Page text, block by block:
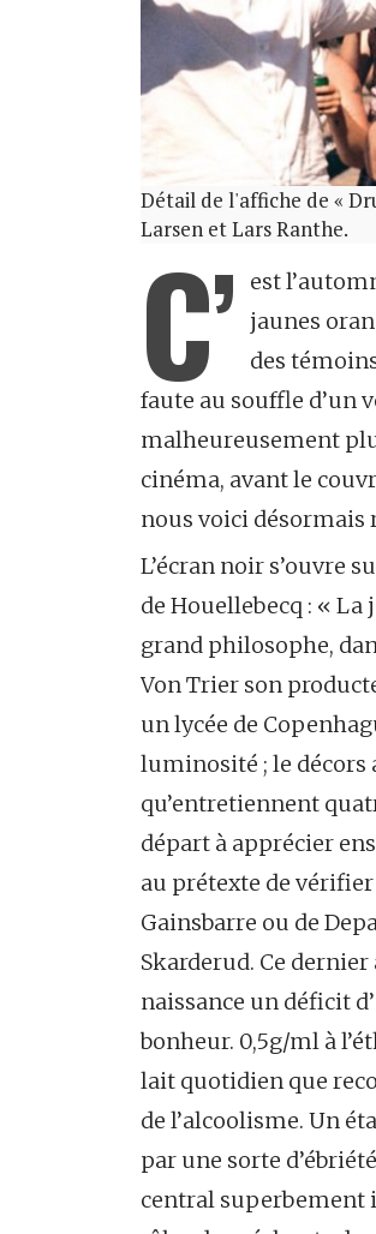
Détail de l'affiche de «
Larsen et Lars Ranthe.
C’
est
jaunes
des
faute au souffle d’un
malheureusement
cinéma, avant le
nous voici
L’écran noir s’ouvre
de Houellebecq : « La
grand philosophe,
Von Trier son
un lycée de
luminosité ; le décors
qu’entretiennent
départ à apprécier
au prétexte de
Gainsbarre ou de
Skarderud. Ce
naissance un déficit
bonheur. 0,5g/ml à
lait quotidien que
de l’alcoolisme. Un
par une sorte
central superbement